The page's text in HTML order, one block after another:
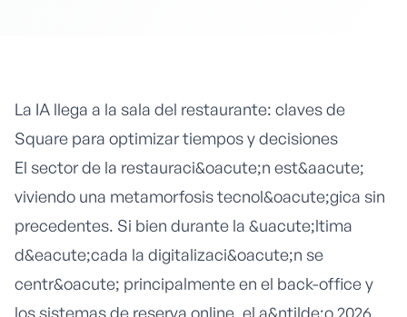
La IA llega a la sala del restaurante: claves de
Square para optimizar tiempos y decisiones
El sector de la restauraci&oacute;n est&aacute;
viviendo una metamorfosis tecnol&oacute;gica sin
precedentes. Si bien durante la &uacute;ltima
d&eacute;cada la digitalizaci&oacute;n se
centr&oacute; principalmente en el back-office y
los sistemas de reserva online, el a&ntilde;o 2026